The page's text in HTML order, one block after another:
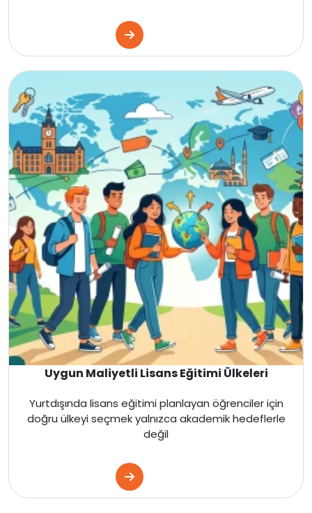
Uygun Maliyetli Lisans Eğitimi Ülkeleri
Yurtdışında lisans eğitimi planlayan öğrenciler için
doğru ülkeyi seçmek yalnızca akademik hedeflerle
değil